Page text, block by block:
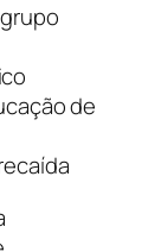
de